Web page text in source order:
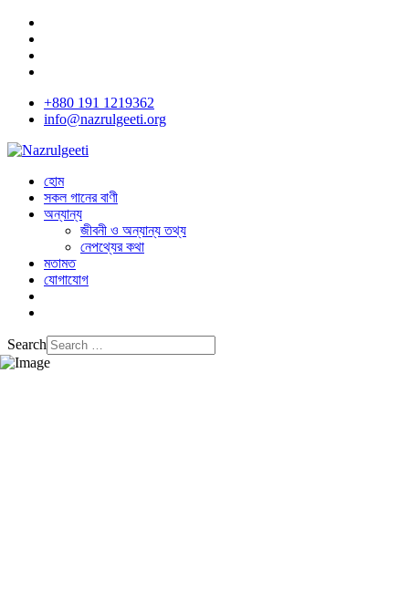
+880 191 1219362
info@nazrulgeeti.org
হোম
সকল গানের বাণী
অন্যান্য
জীবনী ও অন্যান্য তথ্য
নেপথ্যের কথা
মতামত
যোগাযোগ
Search